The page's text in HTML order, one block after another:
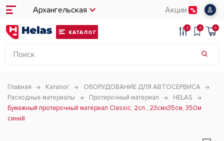
Архангельская Акции
КАТАЛОГ
0 0 0
Главная Каталог
ОБОРУДОВАНИЕ ДЛЯ АВТОСЕРВИСА
Расходные материалы
Протирочный материал
HELAS
Бумажный протирочный материал Classic, 2сл., 23смх35см, 350м
синий